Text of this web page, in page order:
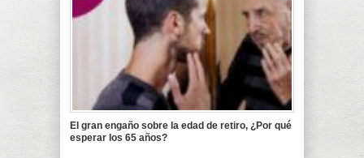
El gran engaño sobre la edad de retiro, ¿Por qué
esperar los 65 años?